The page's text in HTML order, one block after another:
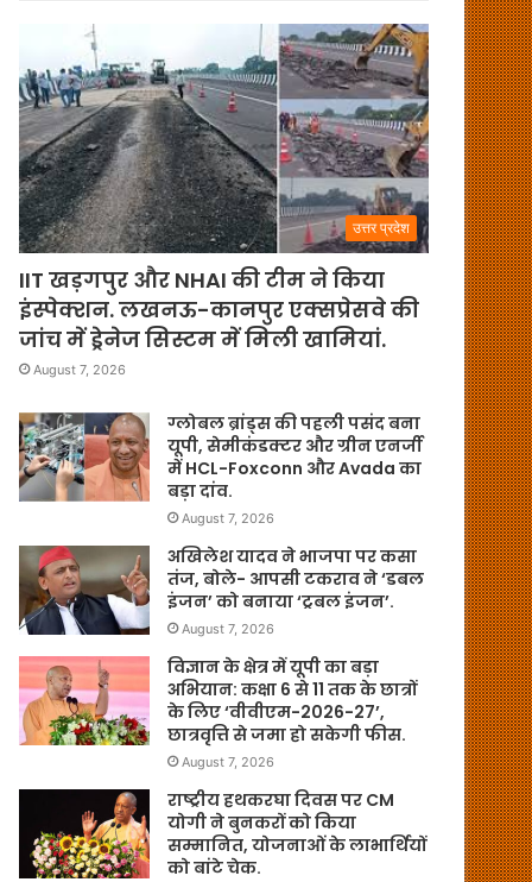
उत्तर प्रदेश
IIT खड़गपुर और NHAI की टीम ने किया
इंस्पेक्शन. लखनऊ-कानपुर एक्सप्रेसवे की
जांच में ड्रेनेज सिस्टम में मिली खामियां.
August 7, 2026
ग्लोबल ब्रांड्स की पहली पसंद बना
यूपी, सेमीकंडक्टर और ग्रीन एनर्जी
में HCL-Foxconn और Avada का
बड़ा दांव.
August 7, 2026
अखिलेश यादव ने भाजपा पर कसा
तंज, बोले- आपसी टकराव ने ‘डबल
इंजन’ को बनाया ‘ट्रबल इंजन’.
August 7, 2026
विज्ञान के क्षेत्र में यूपी का बड़ा
अभियान: कक्षा 6 से 11 तक के छात्रों
के लिए ‘वीवीएम-2026-27’,
छात्रवृत्ति से जमा हो सकेगी फीस.
August 7, 2026
राष्ट्रीय हथकरघा दिवस पर CM
योगी ने बुनकरों को किया
सम्मानित, योजनाओं के लाभार्थियों
को बांटे चेक.